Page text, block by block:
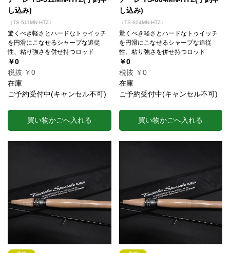
し込み)
（TS-511MN-HTZ）
驚くべき軽さとハードなトゥイッチ
を円滑にこなせるシャープな追従
性、粘り強さを併せ持つロッド
￥0
税抜 ￥0
在庫
ご予約受付中(キャンセル不可)
買い物かごへ入れる
し込み)
（TS-604MN-HTZ）
驚くべき軽さとハードなトゥイッチ
を円滑にこなせるシャープな追従
性、粘り強さを併せ持つロッド
￥0
税抜 ￥0
在庫
ご予約受付中(キャンセル不可)
買い物かごへ入れる